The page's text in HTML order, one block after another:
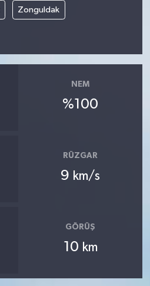
Zonguldak
NEM
%100
RÜZGAR
9 km/s
GÖRÜŞ
10 km